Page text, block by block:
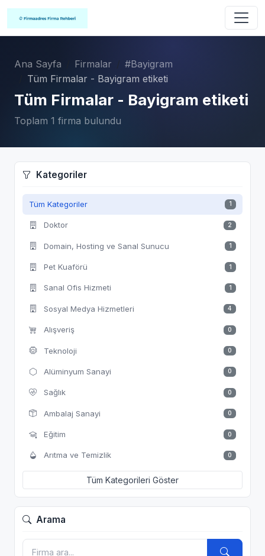
Ana Sayfa Firmalar
#Bayigram
Tüm Firmalar - Bayigram etiketi
Tüm Firmalar - Bayigram etiketi
Toplam 1 firma bulundu
Kategoriler
Tüm Kategoriler 1
Doktor 2
Domain, Hosting ve Sanal Sunucu 1
Pet Kuaförü 1
Sanal Ofis Hizmeti 1
Sosyal Medya Hizmetleri 4
Alışveriş 0
Teknoloji 0
Alüminyum Sanayi 0
Sağlık 0
Ambalaj Sanayi 0
Eğitim 0
Arıtma ve Temizlik 0
Tüm Kategorileri Göster
Arama